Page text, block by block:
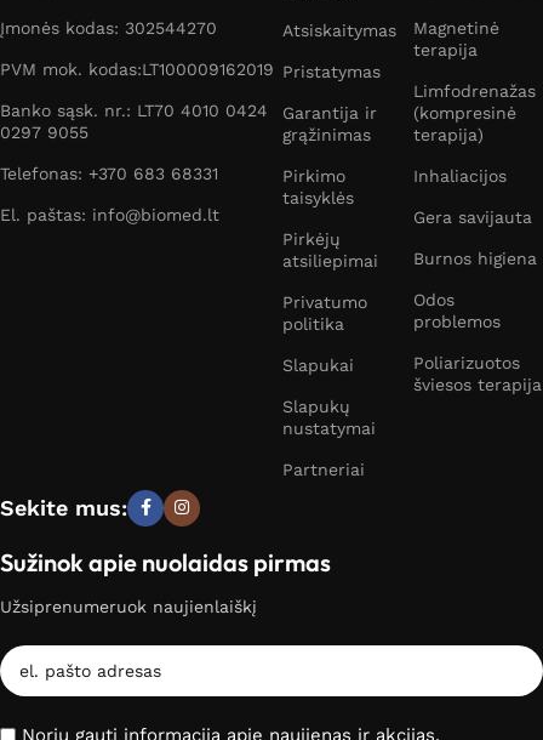
Įmonės kodas: 302544270
PVM mok. kodas:LT100009162019
Banko sąsk. nr.: LT70 4010 0424
0297 9055
Telefonas: +370 683 68331
El. paštas: info@biomed.lt
Atsiskaitymas
Pristatymas
Garantija ir
grąžinimas
Pirkimo
taisyklės
Pirkėjų
atsiliepimai
Privatumo
politika
Slapukai
Slapukų
nustatymai
Partneriai
Magnetinė
terapija
Limfodrenažas
(kompresinė
terapija)
Inhaliacijos
Gera savijauta
Burnos higiena
Odos
problemos
Poliarizuotos
šviesos terapija
Sekite mus:
Sužinok apie nuolaidas pirmas
Užsiprenumeruok naujienlaiškį
Noriu gauti informaciją apie naujienas ir akcijas.